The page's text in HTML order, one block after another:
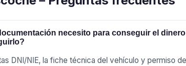
necesito para conseguir el
DNI/NIE, la fiche técnica del vehículo y permiso